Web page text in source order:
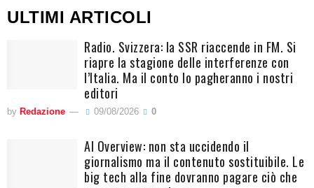
ULTIMI ARTICOLI
Radio. Svizzera: la SSR riaccende in FM. Si
riapre la stagione delle interferenze con
l’Italia. Ma il conto lo pagheranno i nostri
editori
by Redazione 09/08/2026 0
AI Overview: non sta uccidendo il
giornalismo ma il contenuto sostituibile. Le
big tech alla fine dovranno pagare ciò che